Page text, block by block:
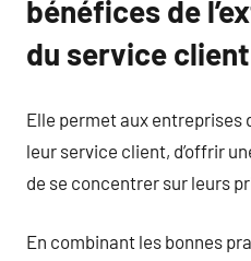
bénéfices de
du service
Elle permet aux entreprises
leur service client, d’offrir
de se concentrer sur leurs
En combinant les bonnes